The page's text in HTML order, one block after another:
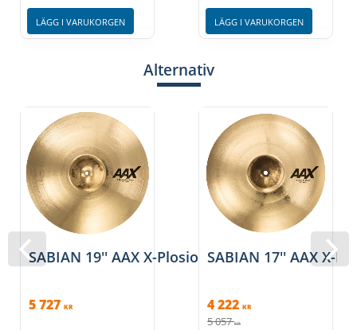
LÄGG I VARUKORGEN LÄGG I VARUKORGEN
Alternativ
SABIAN 19'' AAX X-Plosion Fast Crash
5 727 KR
SABIAN 17'' AAX X-
4 222 KR
5 057 KR